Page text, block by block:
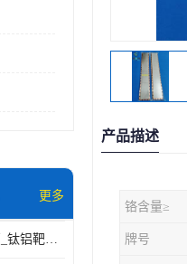
更多
钛铝靶_钛铝靶直销_钛铝靶供应商
产品描述
铬含量≥
牌号